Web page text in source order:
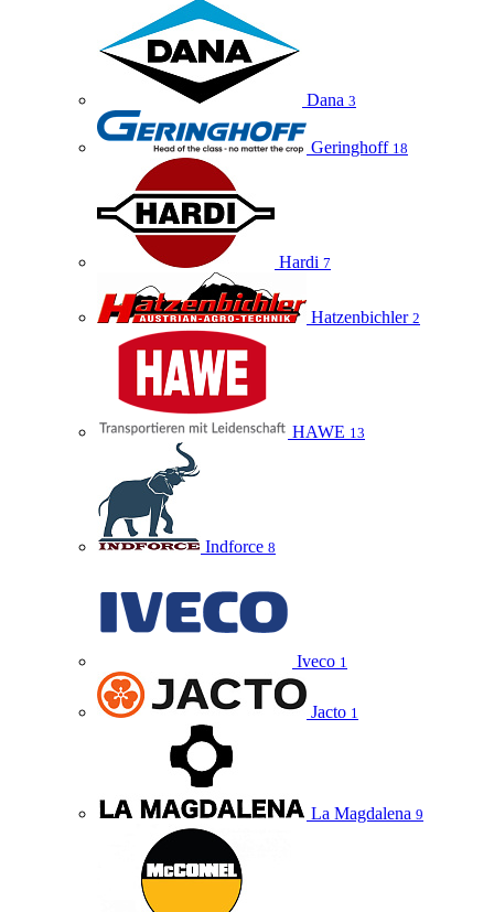
Dana 3
Geringhoff 18
Hardi 7
Hatzenbichler 2
HAWE 13
Indforce 8
Iveco 1
Jacto 1
La Magdalena 9